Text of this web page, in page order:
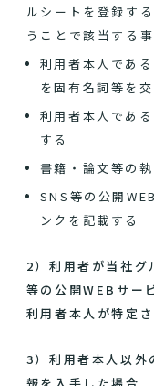
ルシートを登録す
うことで該当する
利用者本人であ
を固有名詞等を
利用者本人であ
する
書籍・論文等の
SNS等の公開
ンクを記載する
2）利用者が当社グ
等の公開WEBサー
利用者本人が特定
3）利用者本人以外